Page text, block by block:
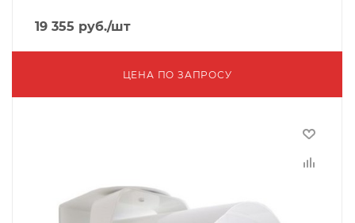
19 355 руб./шт
ЦЕНА ПО ЗАПРОСУ